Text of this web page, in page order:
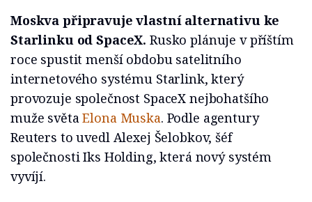
Moskva připravuje vlastní alternativu ke
Starlinku od SpaceX. Rusko plánuje v příštím
roce spustit menší obdobu satelitního
internetového systému Starlink, který
provozuje společnost SpaceX nejbohatšího
muže světaElona Muska. Podle agentury
Reuters to uvedl Alexej Šelobkov, šéf
společnosti Iks Holding, která nový systém
vyvíjí.